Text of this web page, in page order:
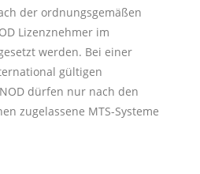
der ordnungsgemäßen
Lizenznehmer im
werden. Bei einer
gültigen
dürfen nur nach den
zugelassene MTS-Systeme